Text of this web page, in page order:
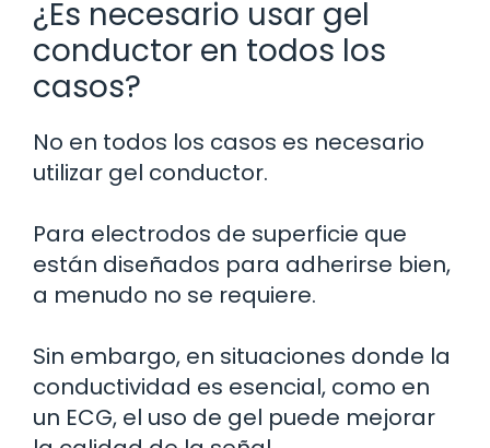
¿Es necesario usar gel
conductor en todos los
casos?
No en todos los casos es necesario
utilizar gel conductor.
Para electrodos de superficie que
están diseñados para adherirse bien,
a menudo no se requiere.
Sin embargo, en situaciones donde la
conductividad es esencial, como en
un ECG, el uso de gel puede mejorar